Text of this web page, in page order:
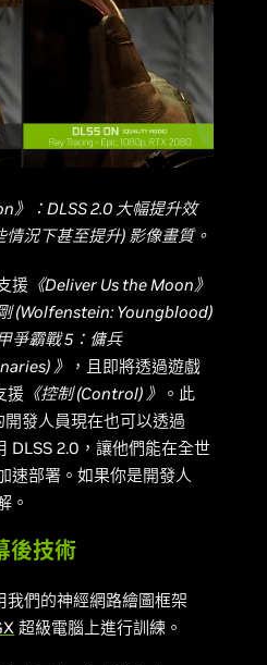
》：DLSS 2.0 大幅提升效
況下甚至提升) 影像畫質。
援 《Deliver Us the Moon》
(Wolfenstein: Youngblood)
爭霸戰 5：傭兵
》
，且即將透過遊戲
援 《控制 (Control) 》 。此
發人員現在也可以透過
DLSS 2.0，讓他們能在全世
速部署。如果你是開發人
。
後技術
我們的神經網路繪圖框架
超級電腦上進行訓練。